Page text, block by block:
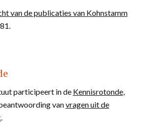
van de publicaties van Kohnstamm
participeert in de Kennisrotonde,
vanvragen uit de
.